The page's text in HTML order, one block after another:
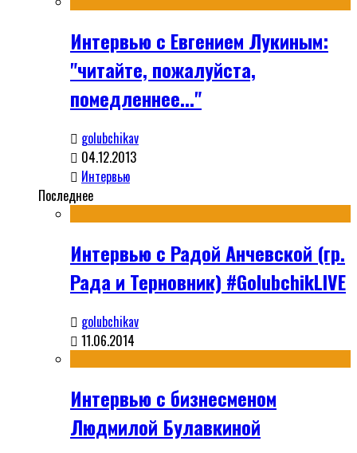
Интервью с Евгением Лукиным:
"читайте, пожалуйста,
помедленнее..."
golubchikav
04.12.2013
Интервью
Последнее
Интервью с Радой Анчевской (гр.
Рада и Терновник) #GolubchikLIVE
golubchikav
11.06.2014
Интервью с бизнесменом
Людмилой Булавкиной